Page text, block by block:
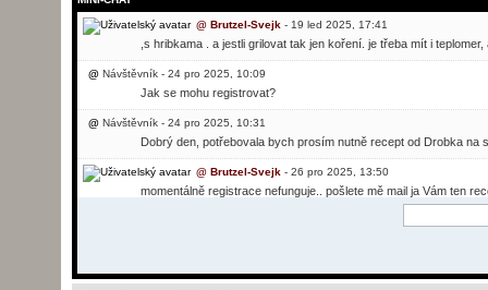
@ Brutzel-Svejk- 19 led 2025, 17:41
,s hribkama . a jestli grilovat tak jen koření. je třeba mít i
@Návštěvník - 24 pro 2025, 10:09
Jak se mohu registrovat?
@Návštěvník - 24 pro 2025, 10:31
Dobrý den, potřebovala bych prosím nutně recept od Drobka
@ Brutzel-Svejk- 26 pro 2025, 13:50
momentálně registrace nefunguje.. pošlete mě mail ja Vám ten